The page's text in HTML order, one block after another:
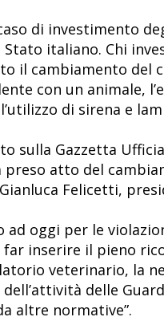
di investimento
Stato italiano. Chi
il cambiamento del
con un animale,
di sirena e
sulla Gazzetta
preso atto del
Felicetti,
ad oggi per le
inserire il pieno
veterinario, la
delle
altre normative”.